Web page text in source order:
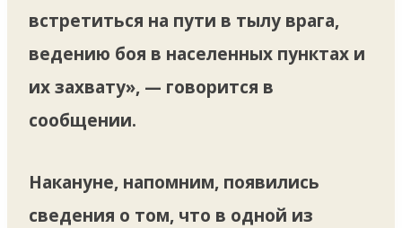
встретиться на пути в тылу врага,
ведению боя в населенных пунктах и
их захвату», — говорится в
сообщении.
Накануне, напомним, появились
сведения о том, что в одной из